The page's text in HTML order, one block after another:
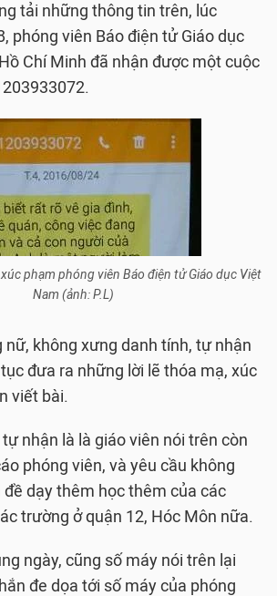
tải những thông tin trên, lúc
phóng viên Báo điện tử Giáo dục
Chí Minh đã nhận được một cuộc
phạm phóng viên Báo điện tử Giáo dục Việt
Nam (ảnh: P.L)
nữ, không xưng danh tính, tự nhận
đưa ra những lời lẽ thóa mạ, xúc
viết bài.
nhận là là giáo viên nói trên còn
phóng viên, và yêu cầu không
dạy thêm học thêm của các
trường ở quận 12, Hóc Môn nữa.
ngày, cũng số máy nói trên lại
đe dọa tới số máy của phóng